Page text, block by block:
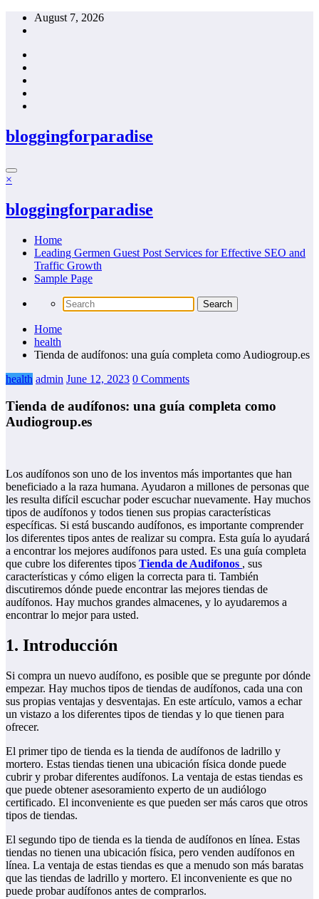
Skip
August 7, 2026
bloggingforparadise
×
bloggingforparadise
Home
Leading Germen Guest Post Services for Effective SEO and
Traffic Growth
Sample Page
Home
health
Tienda de audífonos: una guía completa como Audiogroup.es
health admin June 12, 2023 0 Comments
Tienda de audífonos: una guía completa como
Audiogroup.es
Los audífonos son uno de los inventos más importantes que han
beneficiado a la raza humana. Ayudaron a millones de personas que
les resulta difícil escuchar poder escuchar nuevamente. Hay muchos
tipos de audífonos y todos tienen sus propias características
específicas. Si está buscando audífonos, es importante comprender
los diferentes tipos antes de realizar su compra. Esta guía lo ayudará
a encontrar los mejores audífonos para usted. Es una guía completa
que cubre los diferentes tipos Tienda de Audifonos , sus
características y cómo eligen la correcta para ti. También
discutiremos dónde puede encontrar las mejores tiendas de
audífonos. Hay muchos grandes almacenes, y lo ayudaremos a
encontrar lo mejor para usted.
1. Introducción
Si compra un nuevo audífono, es posible que se pregunte por dónde
empezar. Hay muchos tipos de tiendas de audífonos, cada una con
sus propias ventajas y desventajas. En este artículo, vamos a echar
un vistazo a los diferentes tipos de tiendas y lo que tienen para
ofrecer.
El primer tipo de tienda es la tienda de audífonos de ladrillo y
mortero. Estas tiendas tienen una ubicación física donde puede
cubrir y probar diferentes audífonos. La ventaja de estas tiendas es
que puede obtener asesoramiento experto de un audiólogo
certificado. El inconveniente es que pueden ser más caros que otros
tipos de tiendas.
El segundo tipo de tienda es la tienda de audífonos en línea. Estas
tiendas no tienen una ubicación física, pero venden audífonos en
línea. La ventaja de estas tiendas es que a menudo son más baratas
que las tiendas de ladrillo y mortero. El inconveniente es que no
puede probar audífonos antes de comprarlos.